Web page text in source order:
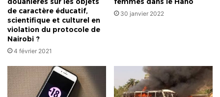
de caractère éducatif,
scientifique et culturel en
violation du protocole de
Nairobi ?
4 février 2021
30 janvier 2022